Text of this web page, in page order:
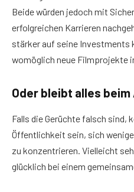
Beide würden jedoch mit
erfolgreichen Karrieren
stärker auf seine Investments
womöglich neue Filmprojekte
Oder bleibt alles beim
Falls die Gerüchte falsch sind,
Öffentlichkeit sein, sich
zu konzentrieren. Vielleicht
glücklich bei einem